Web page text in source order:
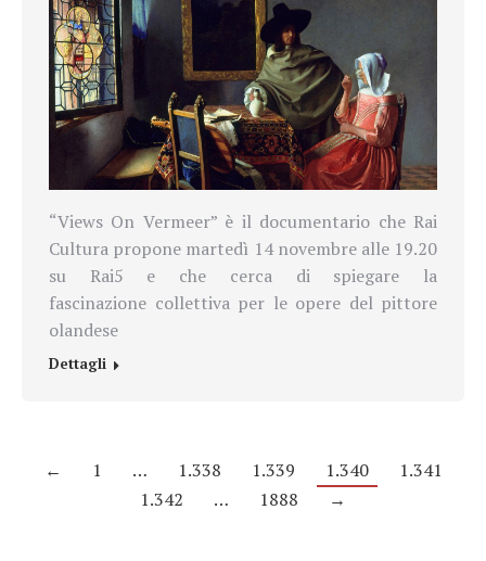
“Views On Vermeer” è il documentario che Rai
Cultura propone martedì 14 novembre alle 19.20
su Rai5 e che cerca di spiegare la
fascinazione collettiva per le opere del pittore
olandese
Dettagli
← 1 … 1.338 1.339 1.340
1.341
1.342
… 1888 →